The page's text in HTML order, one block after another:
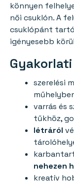
könnyen
női csuklón. A
csuklópánt
igényesebb
szerelési
varrás és
tűkhöz,
létráról
nehezen
kreatív